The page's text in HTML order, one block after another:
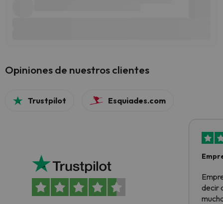
Opiniones de nuestros clientes
Trustpilot Esquiades.com
decir